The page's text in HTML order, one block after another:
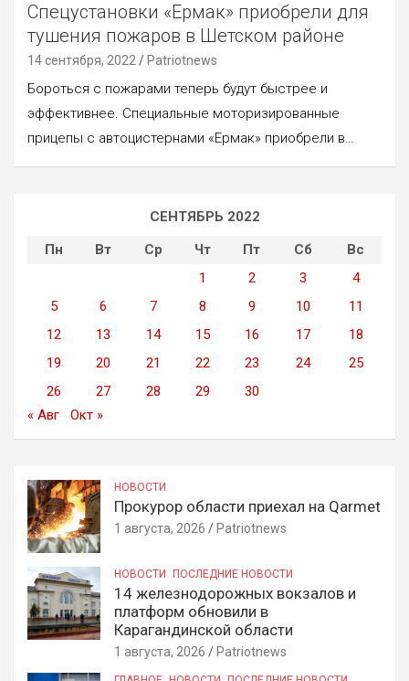
Спецустановки «Ермак» приобрели для
тушения пожаров в Шетском районе
14 сентября, 2022 Patriotnews
Бороться с пожарами теперь будут быстрее и
эффективнее. Специальные моторизированные
прицепы с автоцистернами «Ермак» приобрели в…
СЕНТЯБРЬ 2022
Пн
Вт Ср Чт Пт Сб
Вс
1
2 3
4
5
6 7 8 9 10
11
12
13 14 15 16 17
18
19
20 21 22 23 24
25
26
27 28 29
30
« Авг
Окт »
НОВОСТИ
Прокурор области приехал на Qarmet
1 августа, 2026 Patriotnews
НОВОСТИ ПОСЛЕДНИЕ НОВОСТИ
14 железнодорожных вокзалов и
платформ обновили в
Карагандинской области
1 августа, 2026 Patriotnews